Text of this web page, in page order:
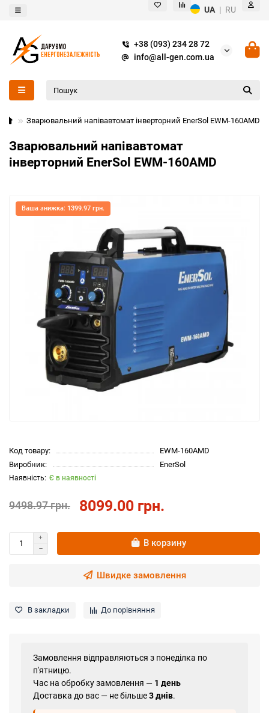
UA | RU
+38 (093) 234 28 72
info@all-gen.com.ua
Зварювальний напівавтомат інверторний EnerSol EWM-160AMD
Зварювальний напівавтомат
інверторний EnerSol EWM-160AMD
Ваша знижка: 1399.97 грн.
Код товару:
EWM-160AMD
Виробник:
EnerSol
Є в наявності
9498.97 грн. 8099.00 грн.
В корзину
Швидке замовлення
В закладки До порівняння
Замовлення відправляються з понеділка по
п'ятницю.
Час на обробку замовлення — 1 день
Доставка до вас — не більше3 днів.